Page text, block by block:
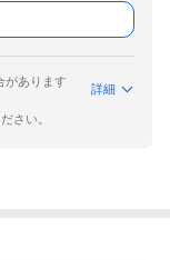
があります
詳細
さい。